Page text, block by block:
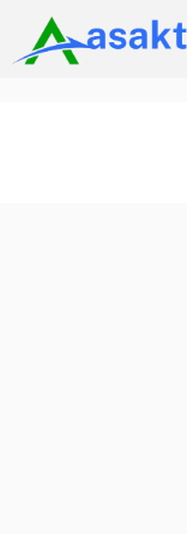
content